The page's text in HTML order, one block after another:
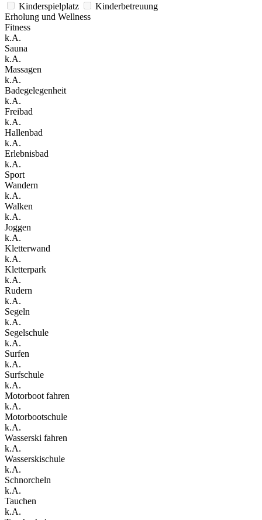
Kinderspielplatz
Kinderbetreuung
Erholung und Wellness
Fitness
k.A.
Sauna
k.A.
Massagen
k.A.
Badegelegenheit
k.A.
Freibad
k.A.
Hallenbad
k.A.
Erlebnisbad
k.A.
Sport
Wandern
k.A.
Walken
k.A.
Joggen
k.A.
Kletterwand
k.A.
Kletterpark
k.A.
Rudern
k.A.
Segeln
k.A.
Segelschule
k.A.
Surfen
k.A.
Surfschule
k.A.
Motorboot fahren
k.A.
Motorbootschule
k.A.
Wasserski fahren
k.A.
Wasserskischule
k.A.
Schnorcheln
k.A.
Tauchen
k.A.